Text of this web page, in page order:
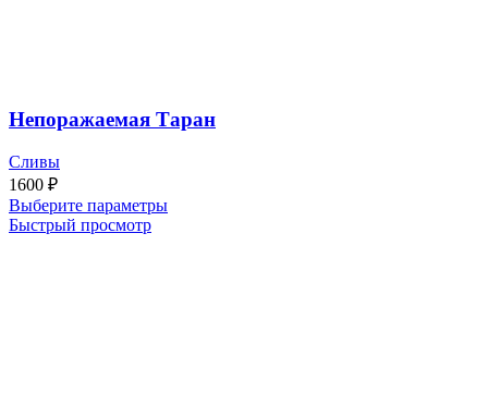
Непоражаемая Таран
Сливы
1600 ₽
Выберите параметры
Быстрый просмотр